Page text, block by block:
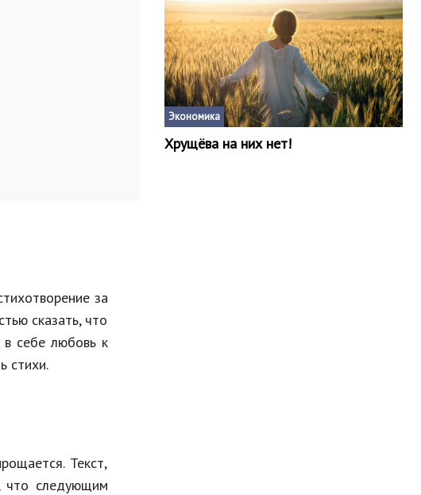
за
сказать, что
себе любовь к
стихи.
Текст,
что следующим
Экономика
Хрущёва на них нет!